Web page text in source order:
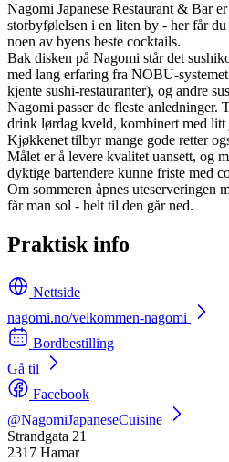
Nagomi Japanese Restaurant & Bar
storbyfølelsen i en liten by - her får
noen av byens beste cocktails.
Bak disken på Nagomi står det
med lang erfaring fra NOBU-
kjente sushi-restauranter), og andre
Nagomi passer de fleste anledninger.
drink lørdag kveld, kombinert med litt
Kjøkkenet tilbyr mange gode retter
Målet er å levere kvalitet uansett, og
dyktige bartendere kunne friste med
Om sommeren åpnes uteserveringen
får man sol - helt til den går ned.
Praktisk info
Nettside
nagomi.no/velkommen-nagomi
Bordbestilling
Gå til
Facebook
@NagomiJapaneseCuisine
Strandgata 21
2317 Hamar